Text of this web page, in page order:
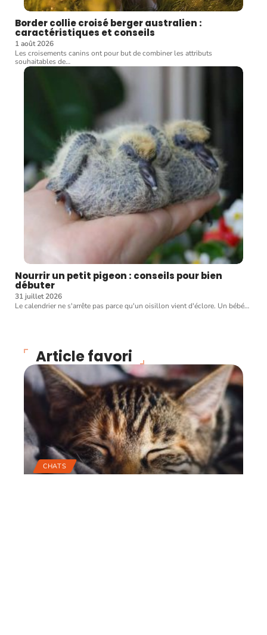
Border collie croisé berger australien :
caractéristiques et conseils
1 août 2026
Les croisements canins ont pour but de combiner les attributs
souhaitables de…
Nourrir un petit pigeon : conseils pour bien
débuter
31 juillet 2026
Le calendrier ne s'arrête pas parce qu'un oisillon vient d'éclore. Un bébé…
Article favori
CHATS